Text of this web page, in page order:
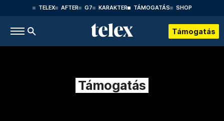
TELEX AFTER G7 KARAKTER TÁMOGATÁS SHOP
Támogatás
Támogatás